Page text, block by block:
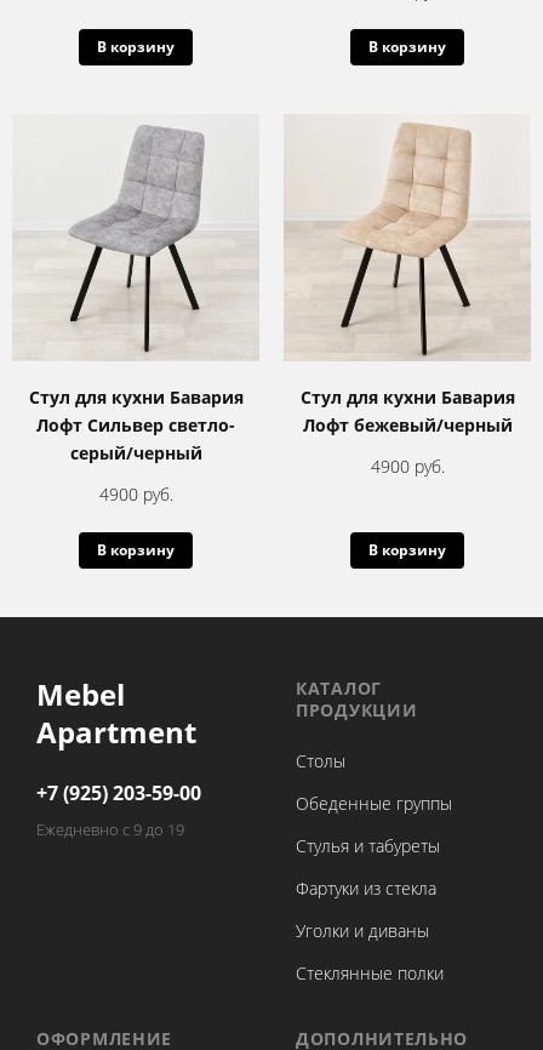
В корзину В корзину
Стул для кухни Бавария
Лофт Сильвер светло-
серый/черный
4900 руб.
В корзину
Стул для кухни Бавария
Лофт бежевый/черный
4900 руб.
В корзину
Mebel
Apartment
+7 (925) 203-59-00
Ежедневно с 9 до 19
КАТАЛОГ
ПРОДУКЦИИ
Столы
Обеденные группы
Стулья и табуреты
Фартуки из стекла
Уголки и диваны
Стеклянные полки
ОФОРМЛЕНИЕ
ДОПОЛНИТЕЛЬНО